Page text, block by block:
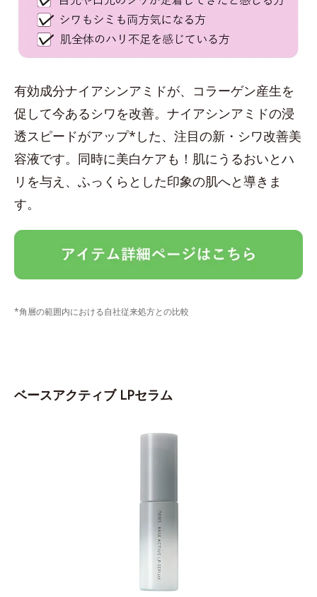
有効成分ナイアシンアミドが、コラーゲン産生を
促して今あるシワを改善。ナイアシンアミドの浸
透スピードがアップ*した、注目の新・シワ改善美
容液です。同時に美白ケアも！肌にうるおいとハ
リを与え、ふっくらとした印象の肌へと導きま
す。
*角層の範囲内における自社従来処方との比較
ベースアクティブ LPセラム